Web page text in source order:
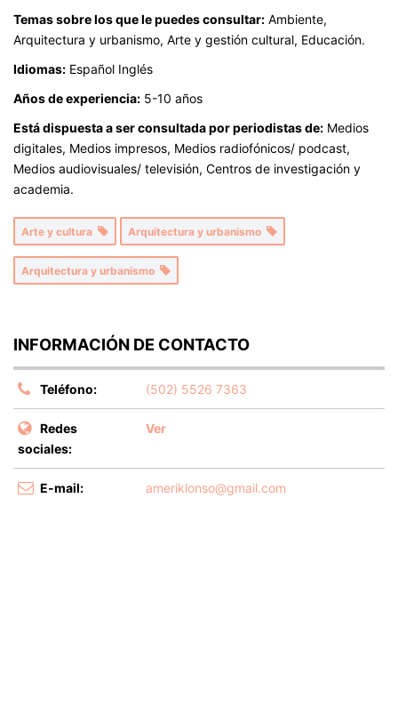
Temas sobre los que le puedes consultar: Ambiente,
Arquitectura y urbanismo, Arte y gestión cultural, Educación.
Idiomas: Español Inglés
Años de experiencia: 5-10 años
Está dispuesta a ser consultada por periodistas de: Medios
digitales, Medios impresos, Medios radiofónicos/ podcast,
Medios audiovisuales/ televisión, Centros de investigación y
academia.
Arte y cultura Arquitectura y urbanismo
Arquitectura y urbanismo
INFORMACIÓN DE CONTACTO
Teléfono: (502) 5526 7363
Redes
sociales:
Ver
E-mail: ameriklonso@gmail.com